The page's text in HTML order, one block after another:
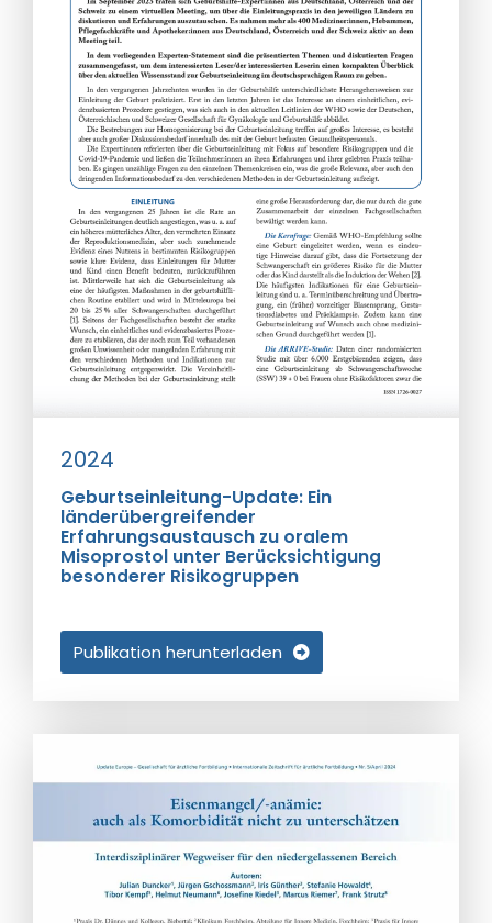
2024
Geburtseinleitung-Update: Ein
länderübergreifender
Erfahrungsaustausch zu oralem
Misoprostol unter Berücksichtigung
besonderer Risikogruppen
Publikation herunterladen